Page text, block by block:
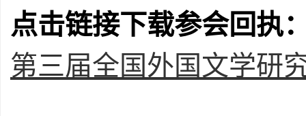
点击链接下载参会回执
第三届全国外国文学研